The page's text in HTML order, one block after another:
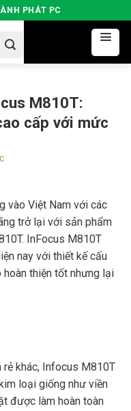
PHÁT PC
M810T:
cấp với mức
vào Việt Nam với các
trở lại với sản phẩm
InFocus M810T
nay với thiết kế cấu
hoàn thiện tốt nhưng lại
rẻ khác, Infocus M810T
loại giống như viền
được làm hoàn toàn